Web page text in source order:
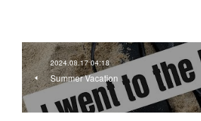
2024.08.17 04:18
Summer Vacation